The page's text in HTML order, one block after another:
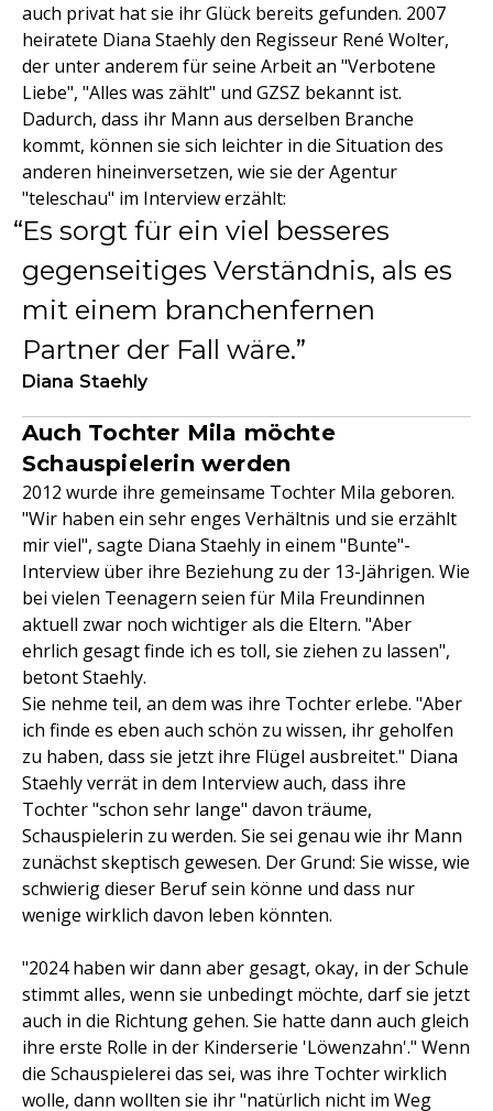
auch privat hat sie ihr Glück bereits gefunden. 2007
heiratete Diana Staehly den Regisseur René Wolter,
der unter anderem für seine Arbeit an "Verbotene
Liebe", "Alles was zählt" und GZSZ bekannt ist.
Dadurch, dass ihr Mann aus derselben Branche
kommt, können sie sich leichter in die Situation des
anderen hineinversetzen, wie sie der Agentur
"teleschau" im Interview erzählt:
Es sorgt für ein viel besseres
gegenseitiges Verständnis, als es
mit einem branchenfernen
Partner der Fall wäre.
Diana Staehly
Auch Tochter Mila möchte
Schauspielerin werden
2012 wurde ihre gemeinsame Tochter Mila geboren.
"Wir haben ein sehr enges Verhältnis und sie erzählt
mir viel", sagte Diana Staehly in einem "Bunte"-
Interview über ihre Beziehung zu der 13-Jährigen. Wie
bei vielen Teenagern seien für Mila Freundinnen
aktuell zwar noch wichtiger als die Eltern. "Aber
ehrlich gesagt finde ich es toll, sie ziehen zu lassen",
betont Staehly.
Sie nehme teil, an dem was ihre Tochter erlebe. "Aber
ich finde es eben auch schön zu wissen, ihr geholfen
zu haben, dass sie jetzt ihre Flügel ausbreitet." Diana
Staehly verrät in dem Interview auch, dass ihre
Tochter "schon sehr lange" davon träume,
Schauspielerin zu werden. Sie sei genau wie ihr Mann
zunächst skeptisch gewesen. Der Grund: Sie wisse, wie
schwierig dieser Beruf sein könne und dass nur
wenige wirklich davon leben könnten.
"2024 haben wir dann aber gesagt, okay, in der Schule
stimmt alles, wenn sie unbedingt möchte, darf sie jetzt
auch in die Richtung gehen. Sie hatte dann auch gleich
ihre erste Rolle in der Kinderserie 'Löwenzahn'." Wenn
die Schauspielerei das sei, was ihre Tochter wirklich
wolle, dann wollten sie ihr "natürlich nicht im Weg